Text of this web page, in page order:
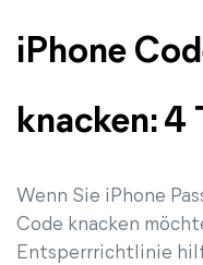
iPhone
knacken: 4
Wenn Sie iPhone
Code knacken
Entsperrrichtlinie